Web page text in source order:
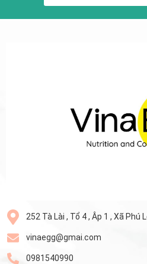
252 Tà Lài , Tổ 4 , Âp 1 , Xã Phú
vinaegg@gmai.com
0981540990